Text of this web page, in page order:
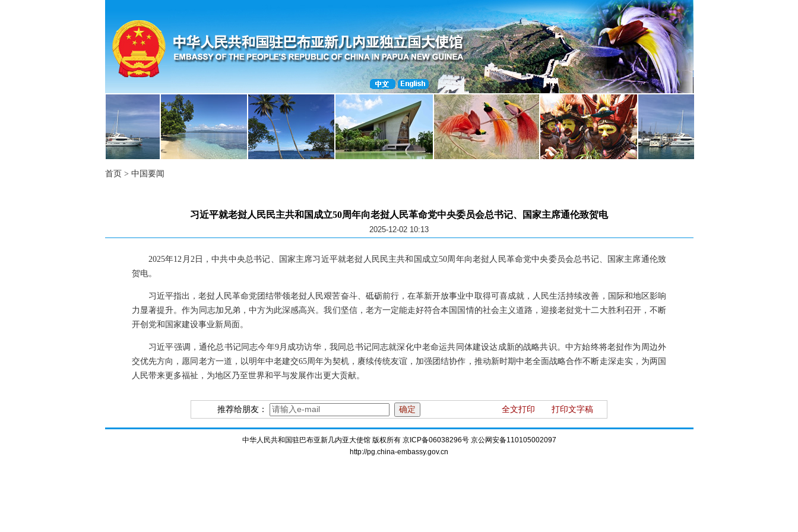
首页 > 中国要闻
习近平就老挝人民民主共和国成立50周年向老挝人民革命党中央委员会总书记、国家主席通伦致贺电
2025-12-02 10:13
2025年12月2日，中共中央总书记、国家主席习近平就老挝人民民主共和国成立50周年向老挝人民革命党中央委员会总书记、国家主席通伦致
贺电。
习近平指出，老挝人民革命党团结带领老挝人民艰苦奋斗、砥砺前行，在革新开放事业中取得可喜成就，人民生活持续改善，国际和地区影响
力显著提升。作为同志加兄弟，中方为此深感高兴。我们坚信，老方一定能走好符合本国国情的社会主义道路，迎接老挝党十二大胜利召开，不断
开创党和国家建设事业新局面。
习近平强调，通伦总书记同志今年9月成功访华，我同总书记同志就深化中老命运共同体建设达成新的战略共识。中方始终将老挝作为周边外
交优先方向，愿同老方一道，以明年中老建交65周年为契机，赓续传统友谊，加强团结协作，推动新时期中老全面战略合作不断走深走实，为两国
人民带来更多福祉，为地区乃至世界和平与发展作出更大贡献。
推荐给朋友： 全文打印 打印文字稿
中华人民共和国驻巴布亚新几内亚大使馆 版权所有 京ICP备06038296号 京公网安备110105002097
http://pg.china-embassy.gov.cn